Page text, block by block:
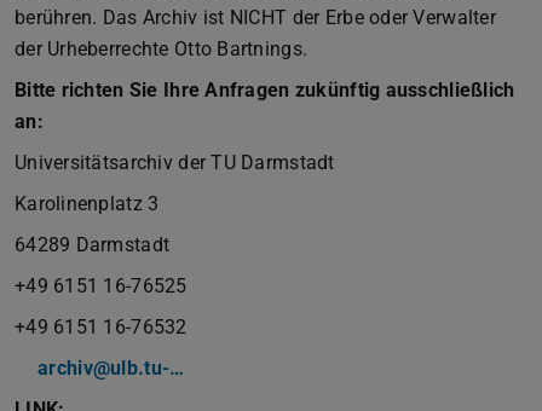
berühren. Das Archiv ist NICHT der Erbe oder Verwalter
der Urheberrechte Otto Bartnings.
Bitte richten Sie Ihre Anfragen zukünftig ausschließlich
an:
Universitätsarchiv der TU Darmstadt
Karolinenplatz 3
64289 Darmstadt
+49 6151 16-76525
+49 6151 16-76532
archiv@ulb.tu-…